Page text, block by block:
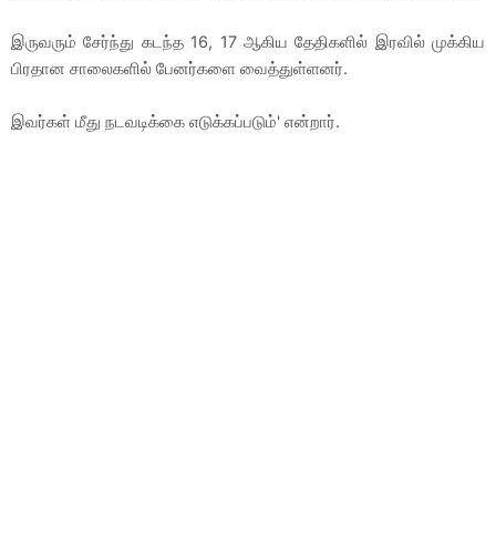
இருவரும் சேர்ந்து கடந்த 16, 17 ஆகிய தேதிகளில் இரவில் முக்கிய
பிரதான சாலைகளில் பேனர்களை வைத்துள்ளனர்.
இவர்கள் மீது நடவடிக்கை எடுக்கப்படும்' என்றார்.